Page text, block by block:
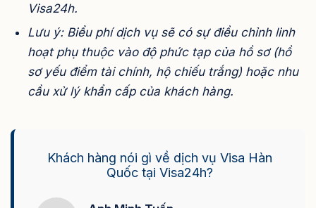
Visa24h.
Lưu ý: Biểu phí dịch vụ sẽ có sự điều chỉnh linh
hoạt phụ thuộc vào độ phức tạp của hồ sơ (hồ
sơ yếu điểm tài chính, hộ chiếu trắng) hoặc nhu
cầu xử lý khẩn cấp của khách hàng.
Khách hàng nói gì về dịch vụ Visa Hàn
Quốc tại Visa24h?